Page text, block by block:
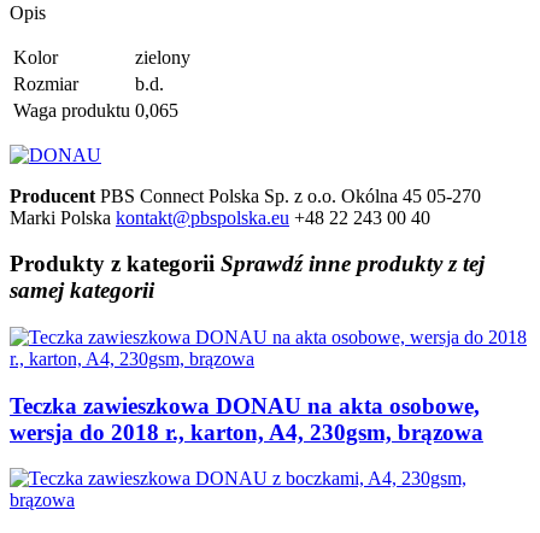
Opis
Kolor
zielony
Rozmiar
b.d.
Waga produktu 0,065
Producent PBS Connect Polska Sp. z o.o. Okólna 45 05-270
Marki Polska kontakt@pbspolska.eu +48 22 243 00 40
Produkty z kategorii Sprawdź inne produkty z tej
samej kategorii
Teczka zawieszkowa DONAU na akta osobowe,
wersja do 2018 r., karton, A4, 230gsm, brązowa